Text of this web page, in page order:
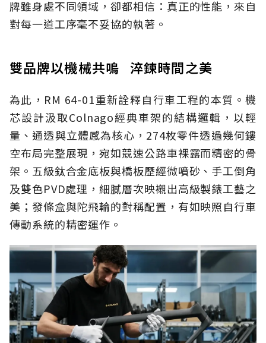
牌雖身處不同領域，卻都相信：真正的性能，來自
對每一道工序毫不妥協的執著。
雙品牌以機械共鳴 淬鍊時間之美
為此，RM 64-01重新詮釋自行車工程的本質。機
芯設計汲取Colnago經典車架的結構邏輯，以輕
量、通透與立體感為核心，274枚零件透過幾何鏤
空布局完整展現，宛如競速公路車裸露而精密的骨
架。五級鈦合金底板與橋板歷經微噴砂、手工倒角
及雙色PVD處理，細膩層次映襯出高級製錶工藝之
美；發條盒與陀飛輪的對稱配置，有如映照自行車
傳動系統的精密運作。